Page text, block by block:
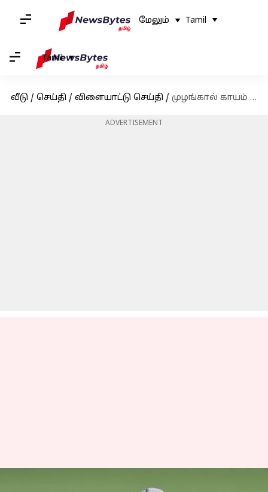
மேலும் Tamil
Tamil
வீடு / செய்தி / விளையாட்டு செய்தி / முழங்கால் காயம் காரணமாக ரிஷப் பண்ட் விக்கெட் கீப்பிங் பயிற்சியை தவிர்த்தார்
ADVERTISEMENT
முழங்கால் காயம்